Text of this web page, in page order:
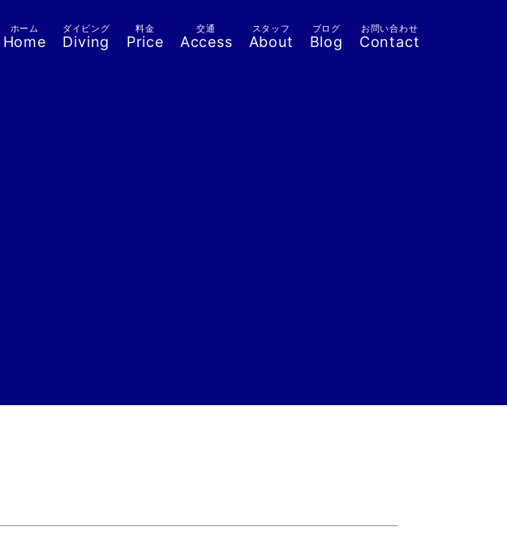
ホーム
Home
ダイビング
Diving
料金
Price
交通
Access
スタッフ
About
ブログ
Blog
お問い合わせ
Contact